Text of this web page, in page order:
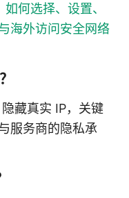
何选择、设置、
海外访问安全网络
藏真实 IP，关键
服务商的隐私承